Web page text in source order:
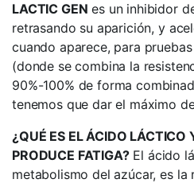
LACTIC GEN es un inhibidor
retrasando su aparición, y
cuando aparece, para
(donde se combina la
90%-100% de forma
tenemos que dar el máximo
¿QUÉ ES EL ÁCIDO LÁCTICO
PRODUCE FATIGA?El ácido
metabolismo del azúcar, es la